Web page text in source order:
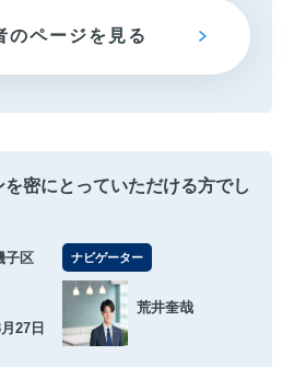
のページを見る
密にとっていただける方でし
子区
27日
ナビゲーター
荒井奎哉